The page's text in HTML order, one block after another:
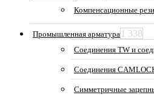
Компенсационные
Промышленная арматура 1 338
Соединения TW и
Соединения
Симметричные